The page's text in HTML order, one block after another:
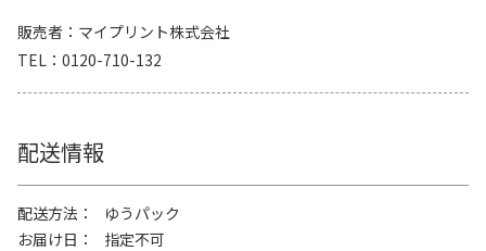
販売者
マイプリント株式会社
TEL
0120-710-132
配送情報
配送方法
ゆうパック
お届け日
指定不可